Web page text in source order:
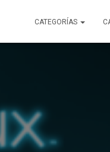
CATEGORÍAS